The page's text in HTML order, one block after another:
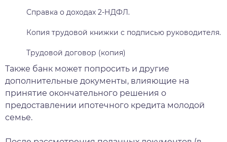
Справка о доходах 2-НДФЛ.
Копия трудовой книжки с подписью руководителя.
Трудовой договор (копия)
Также банк может попросить и другие
дополнительные документы, влияющие на
принятие окончательного решения о
предоставлении ипотечного кредита молодой
семье.